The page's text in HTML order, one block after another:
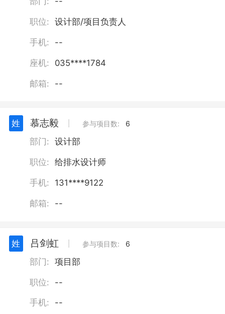
职位: 设计部/项目负责人
手机: --
座机: 035****1784
邮箱: --
姓 慕志毅 参与项目数: 6
部门: 设计部
职位: 给排水设计师
手机: 131****9122
邮箱: --
姓 吕剑虹 参与项目数: 6
部门: 项目部
职位: --
手机: --